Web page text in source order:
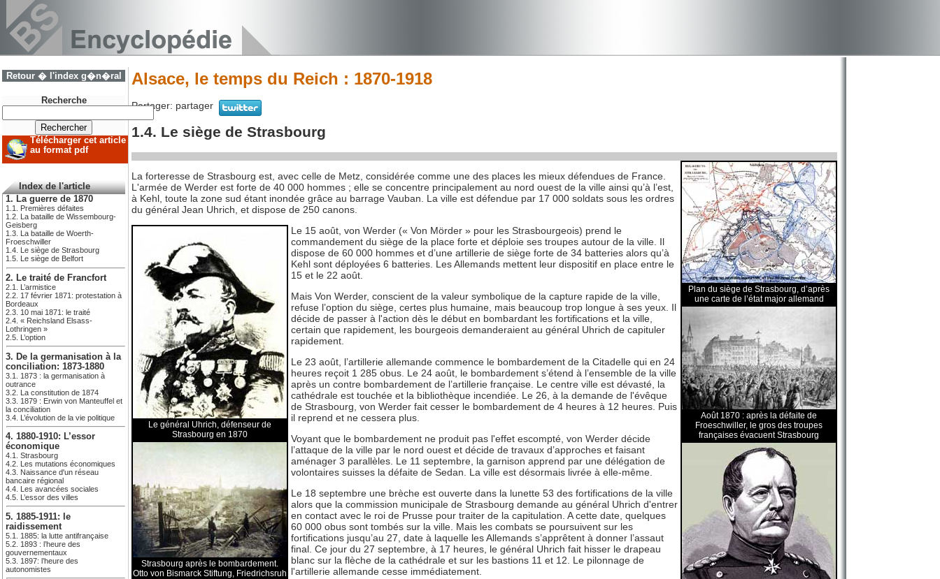
Retour � l'index g�n�ral
Recherche
Télécharger cet article
au format pdf
Index de l'article
1. La guerre de 1870
1.1. Premières défaites
1.2. La bataille de Wissembourg-
Geisberg
1.3. La bataille de Woerth-
Froeschwiller
1.4. Le siège de Strasbourg
1.5. Le siège de Belfort
2. Le traité de Francfort
2.1. L’armistice
2.2. 17 février 1871: protestation à
Bordeaux
2.3. 10 mai 1871: le traité
2.4. « Reichsland Elsass-
Lothringen »
2.5. L’option
3. De la germanisation à la
conciliation: 1873-1880
3.1. 1873 : la germanisation à
outrance
3.2. La constitution de 1874
3.3. 1879 : Erwin von Manteuffel et
la conciliation
3.4. L’évolution de la vie politique
4. 1880-1910: L’essor
économique
4.1. Strasbourg
4.2. Les mutations économiques
4.3. Naissance d'un réseau
bancaire régional
4.4. Les avancées sociales
4.5. L’essor des villes
5. 1885-1911: le
raidissement
5.1. 1885: la lutte antifrançaise
5.2. 1893 : l’heure des
gouvernementaux
5.3. 1897: l’heure des
autonomistes
Alsace, le temps du Reich : 1870-1918
Partager: partager
1.4. Le siège de Strasbourg
Plan du siège de Strasbourg, d’après
une carte de l’état major allemand
La forteresse de Strasbourg est, avec celle de Metz, considérée comme une des places les mieux défendues de France.
L'armée de Werder est forte de 40 000 hommes ; elle se concentre principalement au nord ouest de la ville ainsi qu’à l’est,
à Kehl, toute la zone sud étant inondée grâce au barrage Vauban. La ville est défendue par 17 000 soldats sous les ordres
du général Jean Uhrich, et dispose de 250 canons.
Le général Uhrich, défenseur de
Strasbourg en 1870
Août 1870 : après la défaite de
Froeschwiller, le gros des troupes
françaises évacuent Strasbourg
Le 15 août, von Werder (« Von Mörder » pour les Strasbourgeois) prend le
commandement du siège de la place forte et déploie ses troupes autour de la ville. Il
dispose de 60 000 hommes et d’une artillerie de siège forte de 34 batteries alors qu’à
Kehl sont déployées 6 batteries. Les Allemands mettent leur dispositif en place entre le
15 et le 22 août.
Strasbourg après le bombardement.
Otto von Bismarck Stiftung, Friedrichsruh
Mais Von Werder, conscient de la valeur symbolique de la capture rapide de la ville,
refuse l’option du siège, certes plus humaine, mais beaucoup trop longue à ses yeux. Il
décide de passer à l'action dès le début en bombardant les fortifications et la ville,
certain que rapidement, les bourgeois demanderaient au général Uhrich de capituler
rapidement.
Le 23 août, l’artillerie allemande commence le bombardement de la Citadelle qui en 24
heures reçoit 1 285 obus. Le 24 août, le bombardement s’étend à l’ensemble de la ville
après un contre bombardement de l’artillerie française. Le centre ville est dévasté, la
cathédrale est touchée et la bibliothèque incendiée. Le 26, à la demande de l'évêque
de Strasbourg, von Werder fait cesser le bombardement de 4 heures à 12 heures. Puis
il reprend et ne cessera plus.
Voyant que le bombardement ne produit pas l'effet escompté, von Werder décide
l’attaque de la ville par le nord ouest et décide de travaux d’approches et faisant
aménager 3 parallèles. Le 11 septembre, la garnison apprend par une délégation de
volontaires suisses la défaite de Sedan. La ville est désormais livrée à elle-même.
Le 18 septembre une brèche est ouverte dans la lunette 53 des fortifications de la ville
alors que la commission municipale de Strasbourg demande au général Uhrich d'entrer
en contact avec le roi de Prusse pour traiter de la capitulation. A cette date, quelques
60 000 obus sont tombés sur la ville. Mais les combats se poursuivent sur les
fortifications jusqu’au 27, date à laquelle les Allemands s’apprêtent à donner l’assaut
final. Ce jour du 27 septembre, à 17 heures, le général Uhrich fait hisser le drapeau
blanc sur la flèche de la cathédrale et sur les bastions 11 et 12. Le pilonnage de
l'artillerie allemande cesse immédiatement.